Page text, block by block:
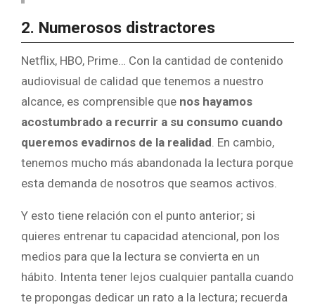
2. Numerosos distractores
Netflix, HBO, Prime… Con la cantidad de contenido
audiovisual de calidad que tenemos a nuestro
alcance, es comprensible que nos hayamos
acostumbrado a recurrir a su consumo cuando
queremos evadirnos de la realidad. En cambio,
tenemos mucho más abandonada la lectura porque
esta demanda de nosotros que seamos activos.
Y esto tiene relación con el punto anterior; si
quieres entrenar tu capacidad atencional, pon los
medios para que la lectura se convierta en un
hábito. Intenta tener lejos cualquier pantalla cuando
te propongas dedicar un rato a la lectura; recuerda